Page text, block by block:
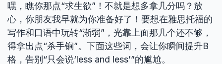
嘿，瞧你那点“求生欲”！不就是想多拿几分吗？放
心，你朋友我早就为你准备好了！要想在雅思托福的
写作和口语中玩转“渐弱”，光靠上面那几个还不够，
得拿出点“杀手锏”。下面这些词，会让你瞬间提升B
格，告别“只会说‘less and less’”的尴尬。